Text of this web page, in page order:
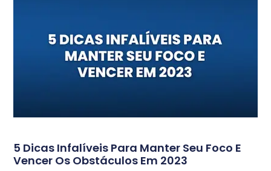
5 Dicas Infalíveis Para Manter Seu Foco E
Vencer Os Obstáculos Em 2023